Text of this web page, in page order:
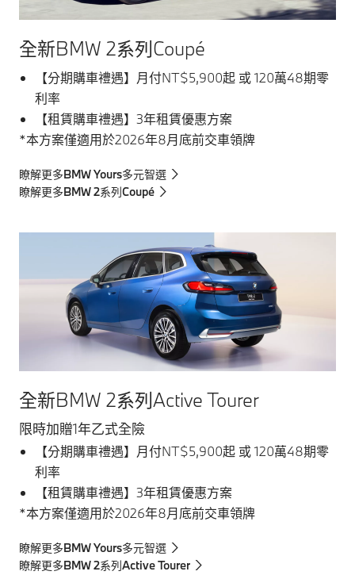
全新BMW 2系列Coupé
【分期購車禮遇】月付NT$5,900起 或 120萬48期零
利率
【租賃購車禮遇】3年租賃優惠方案
*本方案僅適用於2026年8月底前交車領牌
瞭解更多BMW Yours多元智選
瞭解更多BMW 2系列Coupé
全新BMW 2系列Active Tourer
限時加贈1年乙式全險
【分期購車禮遇】月付NT$5,900起 或 120萬48期零
利率
【租賃購車禮遇】3年租賃優惠方案
*本方案僅適用於2026年8月底前交車領牌
瞭解更多BMW Yours多元智選
瞭解更多BMW 2系列Active Tourer